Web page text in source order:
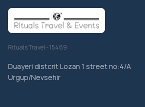
Rituals Travel - 15469
Duayeri distcrit Lozan 1 street no:4/A
Urgup/Nevsehir